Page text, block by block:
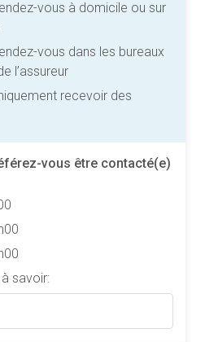
vous à domicile ou sur
vous dans les bureaux
l’assureur
recevoir des
vous être contacté(e)
savoir: